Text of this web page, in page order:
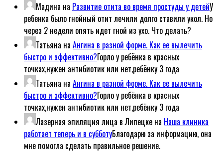
Мадина на Развитие отита во время простуды у детейУ
ребенка было гнойный отит лечили долго ставили укол. Но
через 2 недели опять идет гной из ухо. Что делать?
Татьяна на Ангина в разной форме. Как ее вылечить
быстро и эффективно?Горло у ребёнка в красных
точках,нужен антибиотик или нет,ребёнку 3 года
Татьяна на Ангина в разной форме. Как ее вылечить
быстро и эффективно?Горло у ребёнка в красных
точках,нужен антибиотик или нет,ребёнку 3 года
Лазерная эпиляция лица в Липецке на Наша клиника
работает теперь и в субботуБлагодарю за информацию, она
мне помогла сделать правильное решение.